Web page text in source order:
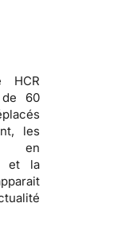
60
les
en
et la